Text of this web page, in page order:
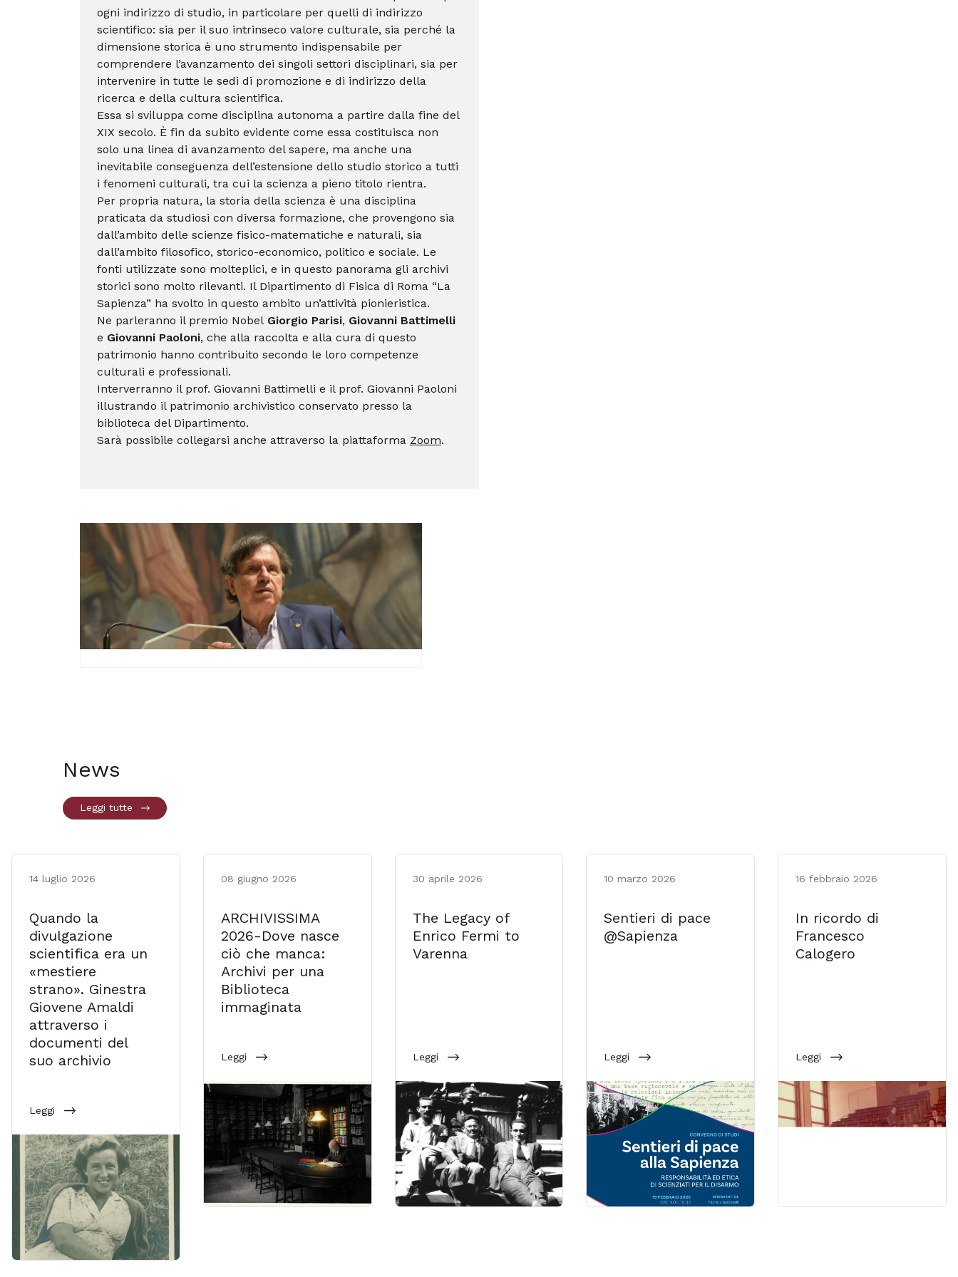
ogni indirizzo di studio, in particolare per quelli di indirizzo
scientifico: sia per il suo intrinseco valore culturale, sia perché la
dimensione storica è uno strumento indispensabile per
comprendere l’avanzamento dei singoli settori disciplinari, sia per
intervenire in tutte le sedi di promozione e di indirizzo della
ricerca e della cultura scientifica.
Essa si sviluppa come disciplina autonoma a partire dalla fine del
XIX secolo. È fin da subito evidente come essa costituisca non
solo una linea di avanzamento del sapere, ma anche una
inevitabile conseguenza dell’estensione dello studio storico a tutti
i fenomeni culturali, tra cui la scienza a pieno titolo rientra.
Per propria natura, la storia della scienza è una disciplina
praticata da studiosi con diversa formazione, che provengono sia
dall’ambito delle scienze fisico-matematiche e naturali, sia
dall’ambito filosofico, storico-economico, politico e sociale. Le
fonti utilizzate sono molteplici, e in questo panorama gli archivi
storici sono molto rilevanti. Il Dipartimento di Fisica di Roma “La
Sapienza” ha svolto in questo ambito un’attività pionieristica.
Ne parleranno il premio Nobel Giorgio Parisi, Giovanni Battimelli
e Giovanni Paoloni, che alla raccolta e alla cura di questo
patrimonio hanno contribuito secondo le loro competenze
culturali e professionali.
Interverranno il prof. Giovanni Battimelli e il prof. Giovanni Paoloni
illustrando il patrimonio archivistico conservato presso la
biblioteca del Dipartimento.
Sarà possibile collegarsi anche attraverso la piattaforma Zoom.
News
Leggi tutte
14 luglio 2026
Quando la
divulgazione
scientifica era un
«mestiere
strano». Ginestra
Giovene Amaldi
attraverso i
documenti del
suo archivio
Leggi
08 giugno 2026
ARCHIVISSIMA
2026-Dove nasce
ciò che manca:
Archivi per una
Biblioteca
immaginata
Leggi
30 aprile 2026
The Legacy of
Enrico Fermi to
Varenna
Leggi
10 marzo 2026
Sentieri di pace
@Sapienza
Leggi
16 febbraio 2026
In ricordo di
Francesco
Calogero
Leggi